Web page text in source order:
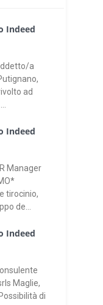
Indeed
a
ad
Indeed
Manager
tirocinio,
de...
Indeed
Maglie,
di